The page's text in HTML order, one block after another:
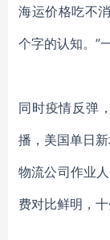
海运价格吃不
个字的认知。”
同时疫情反弹
播，美国单日
物流公司作业
费对比鲜明，十